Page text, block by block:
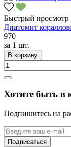
Быстрый просмотр
Диатомит
970
за 1 шт.
В корзину
Хотите быть в
Подпишитесь на
Подписаться